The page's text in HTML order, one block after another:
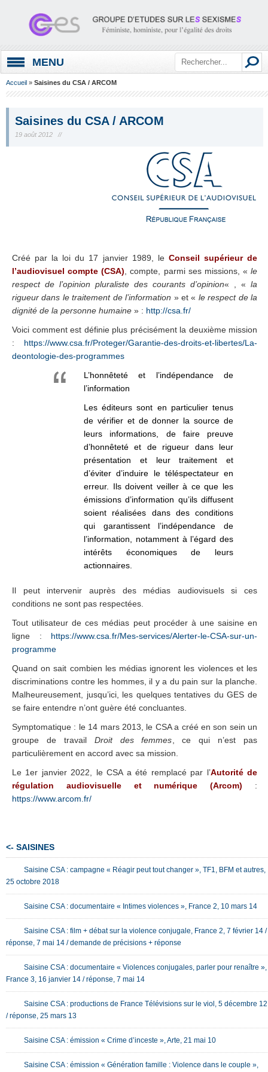
MENU
Accueil » Saisines du CSA / ARCOM
Saisines du CSA / ARCOM
19 août 2012 //
Créé par la loi du 17 janvier 1989, le Conseil supérieur de
l’audiovisuel compte (CSA) , compte, parmi ses missions, «le
respect de l’opinion pluraliste des courants d’opinion« , «la
rigueur dans le traitement de l’information » et « le respect de la
dignité de la personne humaine » : http://csa.fr/
Voici comment est définie plus précisément la deuxième mission
: https://www.csa.fr/Proteger/Garantie-des-droits-et-libertes/La-
deontologie-des-programmes
L’honnêteté et l’indépendance de
l’information
Les éditeurs sont en particulier tenus
de vérifier et de donner la source de
leurs informations, de faire preuve
d’honnêteté et de rigueur dans leur
présentation et leur traitement et
d’éviter d’induire le téléspectateur en
erreur. Ils doivent veiller à ce que les
émissions d’information qu’ils diffusent
soient réalisées dans des conditions
qui garantissent l’indépendance de
l’information, notamment à l’égard des
intérêts économiques de leurs
actionnaires.
Il peut intervenir auprès des médias audiovisuels si ces
conditions ne sont pas respectées.
Tout utilisateur de ces médias peut procéder à une saisine en
ligne : https://www.csa.fr/Mes-services/Alerter-le-CSA-sur-un-
programme
Quand on sait combien les médias ignorent les violences et les
discriminations contre les hommes, il y a du pain sur la planche.
Malheureusement, jusqu’ici, les quelques tentatives du GES de
se faire entendre n’ont guère été concluantes.
Symptomatique : le 14 mars 2013, le CSA a créé en son sein un
groupe de travail Droit des femmes , ce qui n’est pas
particulièrement en accord avec sa mission.
Le 1er janvier 2022, le CSA a été remplacé par l’Autorité de
régulation audiovisuelle et numérique (Arcom) :
https://www.arcom.fr/
<- SAISINES
Saisine CSA : campagne « Réagir peut tout changer », TF1, BFM et autres,
25 octobre 2018
Saisine CSA : documentaire « Intimes violences », France 2, 10 mars 14
Saisine CSA : film + débat sur la violence conjugale, France 2, 7 février 14 /
réponse, 7 mai 14 / demande de précisions + réponse
Saisine CSA : documentaire « Violences conjugales, parler pour renaître »,
France 3, 16 janvier 14 / réponse, 7 mai 14
Saisine CSA : productions de France Télévisions sur le viol, 5 décembre 12
/ réponse, 25 mars 13
Saisine CSA : émission « Crime d’inceste », Arte, 21 mai 10
Saisine CSA : émission « Génération famille : Violence dans le couple »,